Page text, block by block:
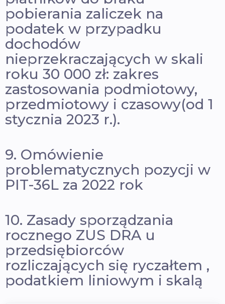
pobierania zaliczek na
podatek w przypadku
dochodów
nieprzekraczających w skali
roku 30 000 zł: zakres
zastosowania podmiotowy,
przedmiotowy i czasowy(od 1
stycznia 2023 r.).
9. Omówienie
problematycznych pozycji w
PIT-36L za 2022 rok
10. Zasady sporządzania
rocznego ZUS DRA u
przedsiębiorców
rozliczających się ryczałtem ,
podatkiem liniowym i skalą